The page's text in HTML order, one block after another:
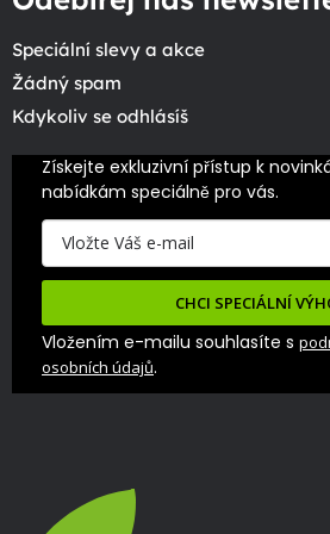
Speciální slevy a akce
Žádný spam
Kdykoliv se odhlásíš
Získejte exkluzivní přístup k
nabídkám speciálně pro vás.
CHCI SPECIÁLNÍ
Vložením e-mailu souhlasíte s
osobních údajů.